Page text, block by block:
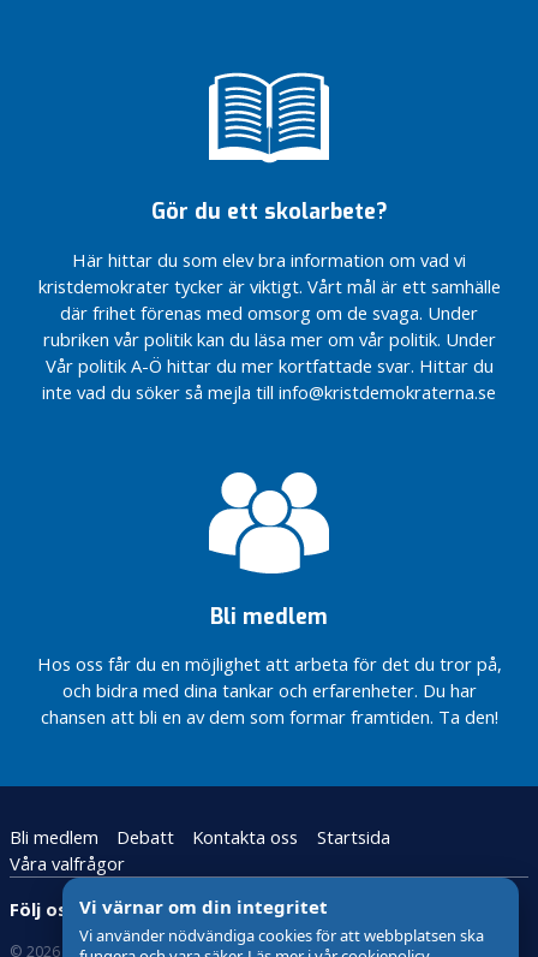
Gör du ett skolarbete?
Här hittar du som elev bra information om vad vi
kristdemokrater tycker är viktigt. Vårt mål är ett samhälle
där frihet förenas med omsorg om de svaga. Under
rubriken vår politik kan du läsa mer om vår politik. Under
Vår politik A-Ö hittar du mer kortfattade svar. Hittar du
inte vad du söker så mejla till info@kristdemokraterna.se
Bli medlem
Hos oss får du en möjlighet att arbeta för det du tror på,
och bidra med dina tankar och erfarenheter. Du har
chansen att bli en av dem som formar framtiden. Ta den!
Bli medlem Debatt Kontakta oss
Startsida
Våra valfrågor
Följ oss:
© 2026 Kristdemokraterna Om Cookies
Vi värnar om din integritet
Vi använder nödvändiga cookies för att webbplatsen ska